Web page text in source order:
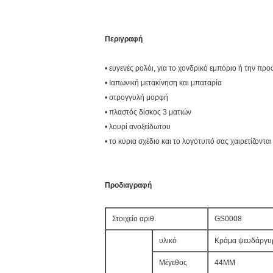
Περιγραφή
• ευγενές ρολόι, για το χονδρικό εμπόριο ή την
• Ιαπωνική μετακίνηση και μπαταρία
• στρογγυλή μορφή
• πλαστός δίσκος 3 ματιών
• λουρί ανοξείδωτου
• το κύρια σχέδιο και το λογότυπό σας χαιρετίζονται
Προδιαγραφή
Στοιχείο αριθ. GS0008
υλικό Κράμα
Μέγεθος 44MM